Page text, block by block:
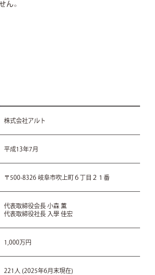
ん。
株式会社アルト
平成13年7月
〒500-8326 岐阜市吹上町６丁目２１番
代表取締役会長 小森 薫
代表取締役社長 入學 佳宏
1,000万円
221人 (2025年6月末現在)